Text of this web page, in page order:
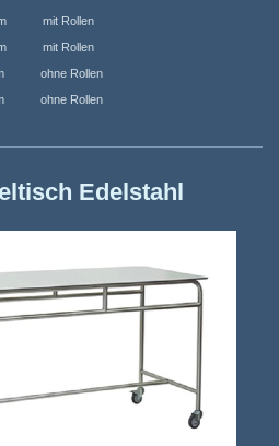
mit Rollen
mit Rollen
ohne Rollen
ohne Rollen
Edelstahl